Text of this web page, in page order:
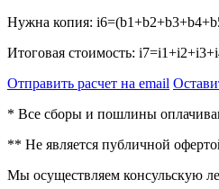
Нужна копия:
Итоговая стоимость:
Отправить расчет на email
* Все сборы и пошлины
** Не является публичной
Мы осуществляем консульскую